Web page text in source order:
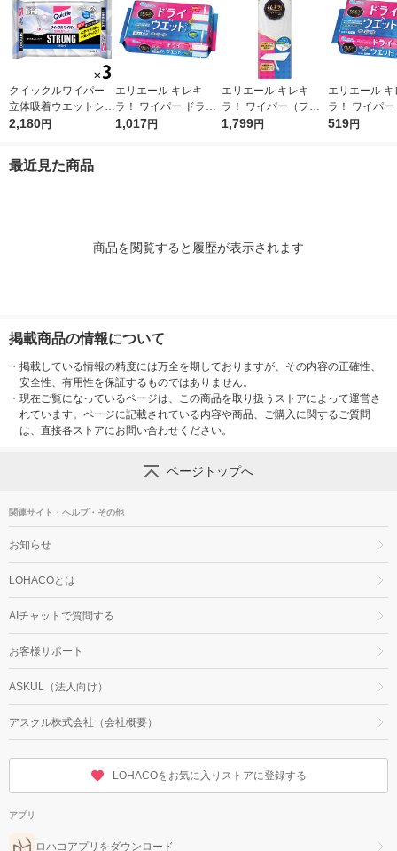
クイックルワイパー
立体吸着ウエットシー
ト ストロング ガンコ
ック） 花王
2,180円
エリエール キレキ
ラ！ ワイパー ドライ
×ウエットシート 1パ
1,017円
エリエール キレキ
ラ！ ワイパー（フロ
ーリングワイパー）
1,799円
エリエール キ
ラ！ ワイパ
×ウエットシ
519円
最近見た商品
商品を閲覧すると履歴が表示されます
掲載商品の情報について
・ 掲載している情報の精度には万全を期しておりますが、その内容の正確性、
安全性、有用性を保証するものではありません。
・ 現在ご覧になっているページは、この商品を取り扱うストアによって運営さ
れています。ページに記載されている内容や商品、ご購入に関するご質問
は、直接各ストアにお問い合わせください。
ページトップへ
関連サイト・ヘルプ・その他
お知らせ
LOHACOとは
AIチャットで質問する
お客様サポート
ASKUL（法人向け）
アスクル株式会社（会社概要）
LOHACOをお気に入りストアに登録する
アプリ
ロハコアプリをダウンロード